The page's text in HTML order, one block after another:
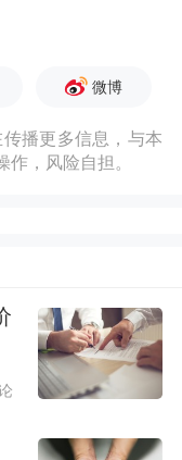
微博
播更多信息，与本
，风险自担。